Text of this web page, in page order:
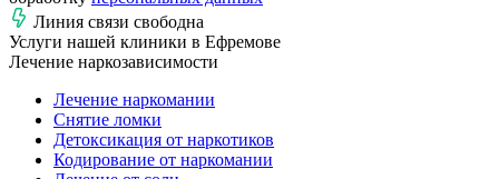
Линия связи свободна
Услуги нашей клиники в Ефремове
Лечение наркозависимости
Лечение наркомании
Снятие ломки
Детоксикация от наркотиков
Кодирование от наркомании